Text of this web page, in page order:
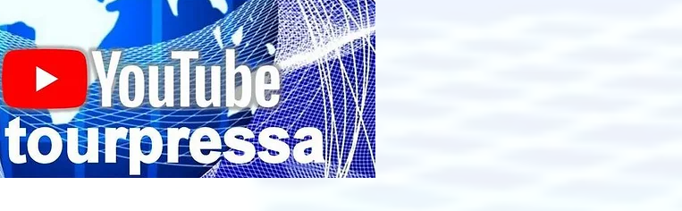
пассажирам закрыть свою полку во
время сна или отдыха, создав ощуще